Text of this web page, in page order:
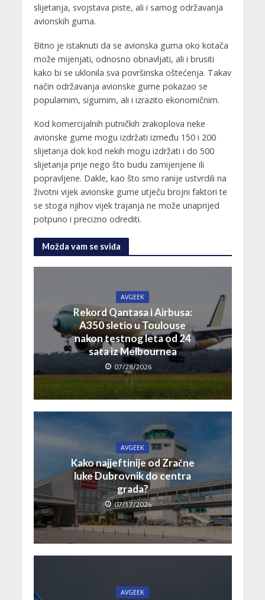
slijetanja, svojstava piste, ali i samog održavanja
avionskih guma.
Bitno je istaknuti da se avionska guma oko kotača
može mijenjati, odnosno obnavljati, ali i brusiti
kako bi se uklonila sva površinska oštećenja. Takav
način održavanja avionske gume pokazao se
popularnim, sigurnim, ali i izrazito ekonomičnim.
Kod komercijalnih putničkih zrakoplova neke
avionske gume mogu izdržati između 150 i 200
slijetanja dok kod nekih mogu izdržati i do 500
slijetanja prije nego što budu zamijenjene ili
popravljene. Dakle, kao što smo ranije ustvrdili na
životni vijek avionske gume utječu brojni faktori te
se stoga njihov vijek trajanja ne može unaprijed
potpuno i precizno odrediti.
Možda vam se sviđa
AVGEEK
Rekord Qantasa i Airbusa:
A350 sletio u Toulouse
nakon testnog leta od 24
sata iz Melbournea
07/28/2026
AVGEEK
Kako najjeftinije od Zračne
luke Dubrovnik do centra
grada?
07/17/2026
AVGEEK